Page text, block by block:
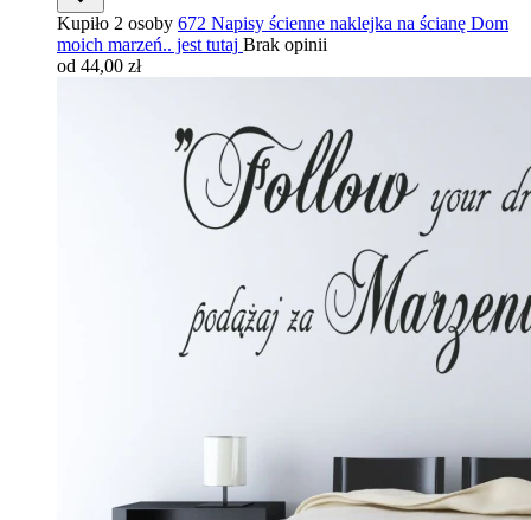
Kupiło 2 osoby 672 Napisy ścienne naklejka na ścianę Dom
moich marzeń.. jest tutaj Brak opinii
od 44,00 zł